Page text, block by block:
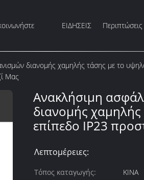
Μας
ΕΙΔΗΣΕΙΣ Περιπτώσεις
διανομής χαμηλής τάσης με το
Ανακλήσιμη
διανομής
επίπεδο IP23
Λεπτομέρειες:
Τόπος καταγωγής:
ΚΙΝΑ